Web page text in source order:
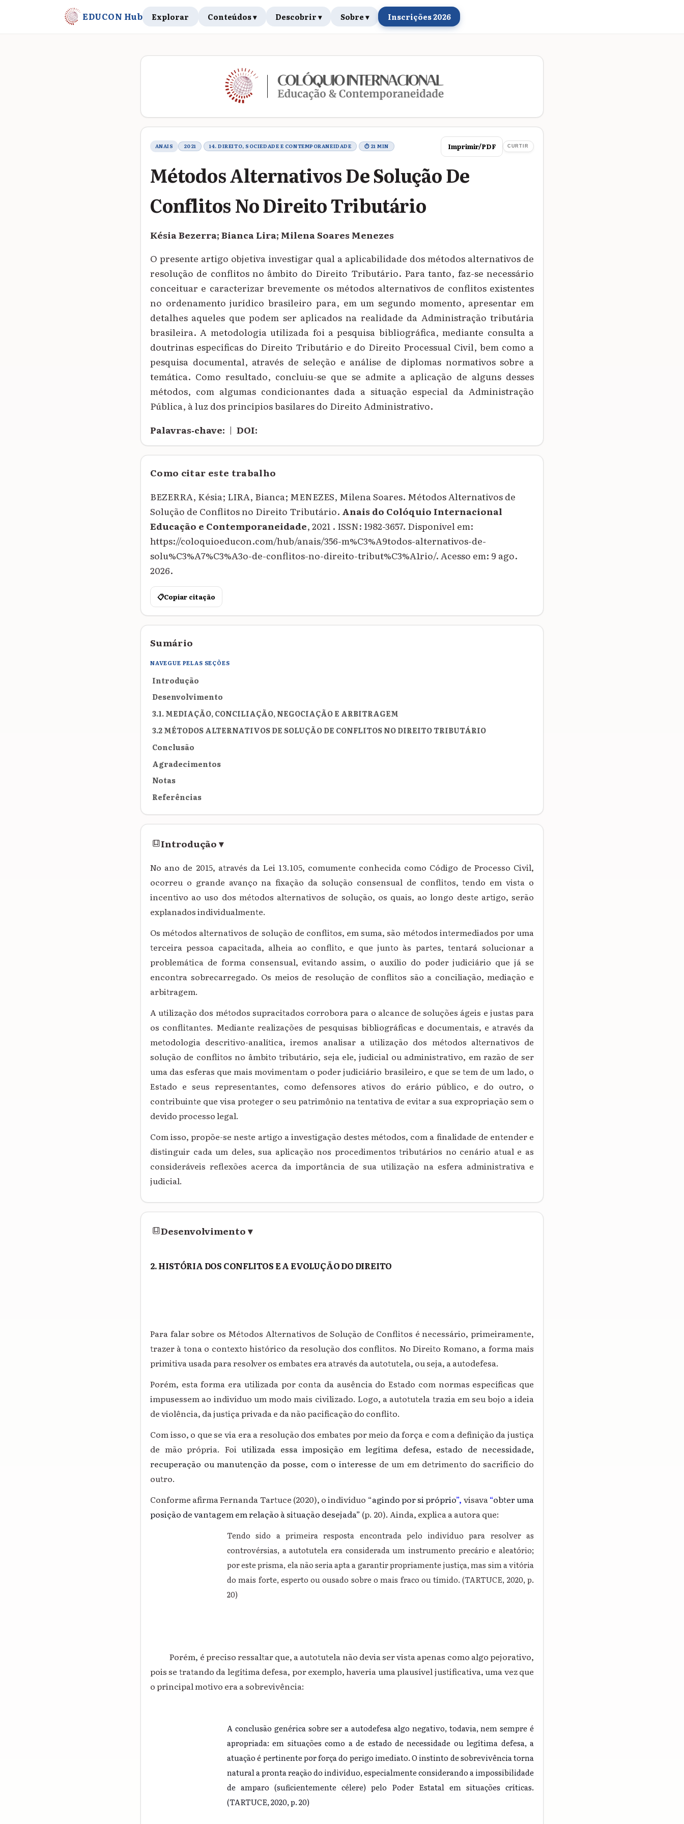
EDUCON Hub Explorar Conteúdos ▾ Descobrir ▾ Sobre ▾ Inscrições 2026
ANAIS 2021 14. DIREITO, SOCIEDADE E CONTEMPORANEIDADE ⏱ 21 MIN Imprimir/PDF CURTIR
Métodos Alternativos De Solução De
Conflitos No Direito Tributário
Késia Bezerra; Bianca Lira; Milena Soares Menezes
O presente artigo objetiva investigar qual a aplicabilidade dos métodos alternativos de
resolução de conflitos no âmbito do Direito Tributário. Para tanto, faz-se necessário
conceituar e caracterizar brevemente os métodos alternativos de conflitos existentes
no ordenamento jurídico brasileiro para, em um segundo momento, apresentar em
detalhes aqueles que podem ser aplicados na realidade da Administração tributária
brasileira. A metodologia utilizada foi a pesquisa bibliográfica, mediante consulta a
doutrinas específicas do Direito Tributário e do Direito Processual Civil, bem como a
pesquisa documental, através de seleção e análise de diplomas normativos sobre a
temática. Como resultado, concluiu-se que se admite a aplicação de alguns desses
métodos, com algumas condicionantes dada a situação especial da Administração
Pública, à luz dos princípios basilares do Direito Administrativo.
Palavras‑chave: | DOI:
Como citar este trabalho
BEZERRA, Késia; LIRA, Bianca; MENEZES, Milena Soares. Métodos Alternativos de
Solução de Conflitos no Direito Tributário. Anais do Colóquio Internacional
Educação e Contemporaneidade, 2021 . ISSN: 1982-3657. Disponível em:
https://coloquioeducon.com/hub/anais/356-m%C3%A9todos-alternativos-de-
solu%C3%A7%C3%A3o-de-conflitos-no-direito-tribut%C3%A1rio/. Acesso em: 9 ago.
2026.
📋Copiar citação
Sumário
NAVEGUE PELAS SEÇÕES
Introdução
Desenvolvimento
3.1. MEDIAÇÃO, CONCILIAÇÃO, NEGOCIAÇÃO E ARBITRAGEM
3.2 MÉTODOS ALTERNATIVOS DE SOLUÇÃO DE CONFLITOS NO DIREITO TRIBUTÁRIO
Conclusão
Agradecimentos
Notas
Referências
Introdução▾
No ano de 2015, através da Lei 13.105, comumente conhecida como Código de Processo Civil,
ocorreu o grande avanço na fixação da solução consensual de conflitos, tendo em vista o
incentivo ao uso dos métodos alternativos de solução, os quais, ao longo deste artigo, serão
explanados individualmente.
Os métodos alternativos de solução de conflitos, em suma, são métodos intermediados por uma
terceira pessoa capacitada, alheia ao conflito, e que junto às partes, tentará solucionar a
problemática de forma consensual, evitando assim, o auxílio do poder judiciário que já se
encontra sobrecarregado. Os meios de resolução de conflitos são a conciliação, mediação e
arbitragem.
A utilização dos métodos supracitados corrobora para o alcance de soluções ágeis e justas para
os conflitantes. Mediante realizações de pesquisas bibliográficas e documentais, e através da
metodologia descritivo-analítica, iremos analisar a utilização dos métodos alternativos de
solução de conflitos no âmbito tributário, seja ele, judicial ou administrativo, em razão de ser
uma das esferas que mais movimentam o poder judiciário brasileiro, e que se tem de um lado, o
Estado e seus representantes, como defensores ativos do erário público, e do outro, o
contribuinte que visa proteger o seu patrimônio na tentativa de evitar a sua expropriação sem o
devido processo legal.
Com isso, propõe-se neste artigo a investigação destes métodos, com a finalidade de entender e
distinguir cada um deles, sua aplicação nos procedimentos tributários no cenário atual e as
consideráveis reflexões acerca da importância de sua utilização na esfera administrativa e
judicial.
Desenvolvimento▾
2. HISTÓRIA DOS CONFLITOS E A EVOLUÇÃO DO DIREITO
Para falar sobre os Métodos Alternativos de Solução de Conflitos é necessário, primeiramente,
trazer à tona o contexto histórico da resolução dos conflitos. No Direito Romano, a forma mais
primitiva usada para resolver os embates era através da autotutela, ou seja, a autodefesa.
Porém, esta forma era utilizada por conta da ausência do Estado com normas específicas que
impusessem ao indivíduo um modo mais civilizado. Logo, a autotutela trazia em seu bojo a ideia
de violência, da justiça privada e da não pacificação do conflito.
Com isso, o que se via era a resolução dos embates por meio da força e com a definição da justiça
de mão própria. Foiutilizada essa imposição em legítima defesa, estado de necessidade,
recuperação ou manutenção da posse, com o interesse de um em detrimento do sacrifício do
outro.
Conforme afirma Fernanda Tartuce (2020), o indivíduo “agindo por si próprio”, visava“obter uma
posição de vantagem em relação à situação desejada” (p. 20). Ainda, explica a autora que:
Tendo sido a primeira resposta encontrada pelo indivíduo para resolver as
controvérsias, a autotutela era considerada um instrumento precário e aleatório;
por este prisma, ela não seria apta a garantir propriamente justiça, mas sim a vitória
do mais forte, esperto ou ousado sobre o mais fraco ou tímido. (TARTUCE, 2020, p.
20)
Porém, é preciso ressaltar que, a autotutela não devia ser vista apenas como algo pejorativo,
pois se tratando da legítima defesa, por exemplo, haveria uma plausível justificativa, uma vez que
o principal motivo era a sobrevivência:
A conclusão genérica sobre ser a autodefesa algo negativo, todavia, nem sempre é
apropriada: em situações como a de estado de necessidade ou legítima defesa, a
atuação é pertinente por força do perigo imediato. O instinto de sobrevivência torna
natural a pronta reação do indivíduo, especialmente considerando a impossibilidade
de amparo (suficientemente célere) pelo Poder Estatal em situações críticas.
(TARTUCE, 2020, p. 20)